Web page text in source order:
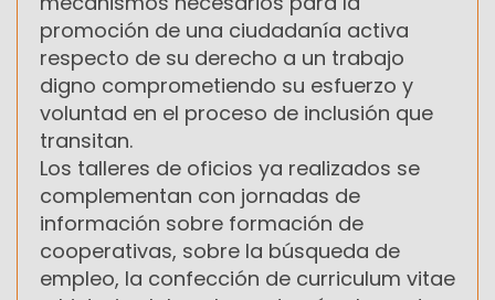
promoción de una ciudadanía activa
respecto de su derecho a un trabajo
digno comprometiendo su esfuerzo y
voluntad en el proceso de inclusión que
transitan.
Los talleres de oficios ya realizados se
complementan con jornadas de
información sobre formación de
cooperativas, sobre la búsqueda de
empleo, la confección de curriculum vitae